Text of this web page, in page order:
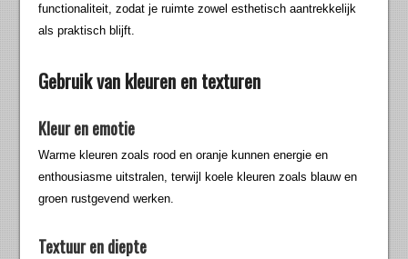
functionaliteit, zodat je ruimte zowel esthetisch aantrekkelijk
als praktisch blijft.
Gebruik van kleuren en texturen
Kleur en emotie
Warme kleuren zoals rood en oranje kunnen energie en
enthousiasme uitstralen, terwijl koele kleuren zoals blauw en
groen rustgevend werken.
Textuur en diepte